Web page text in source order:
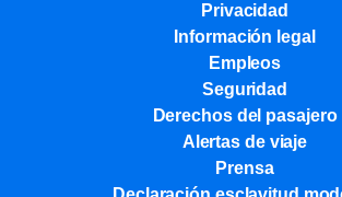
Privacidad
Información legal
Empleos
Seguridad
Derechos del pasajero
Alertas de viaje
Prensa